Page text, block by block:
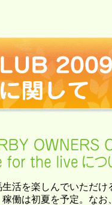
生活を楽しんでいただけ
働は初夏を予定。なお